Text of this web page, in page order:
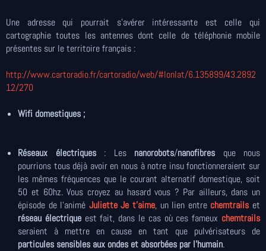
Une adresse qui pourrait s'avérer intéressante est celle qui
cartographie toutes les antennes dont celle de téléphonie mobile
présentes sur le territoire français :
http://www.cartoradio.fr/cartoradio/web/#lonlat/6.135899/43.2892
12/270
Wifi domestiques ;
Réseaux électriques: Les nanorobots/nanofibres que nous
pourrions tous déjà avoir en nous à notre insu fonctionneraient sur
les mêmes fréquences que le courant alternatif domestique, soit
50 et 60hz. Vous croyez au hasard vous ? Par ailleurs, dans un
épisode de l'animé Juliette Je t'aime, un lien entre chemtrails et
réseau électriqueest fait, dans le cas où ces fameux chemtrails
seraient à mettre en cause en tant que pulvérisateurs de
particules sensibles aux ondes et absorbées par l'humain.